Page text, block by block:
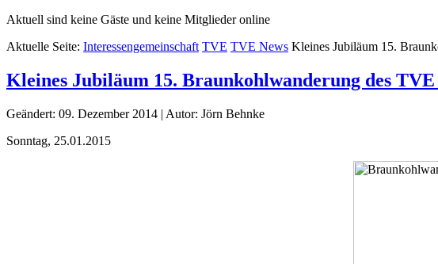
Aktuell sind keine Gäste und keine Mitglieder online
Aktuelle Seite: Interessengemeinschaft TVE TVE News Kleines Jubiläum 15.
Kleines Jubiläum 15. Braunkohlwanderung des
Geändert: 09. Dezember 2014 | Autor: Jörn Behnke
Sonntag, 25.01.2015